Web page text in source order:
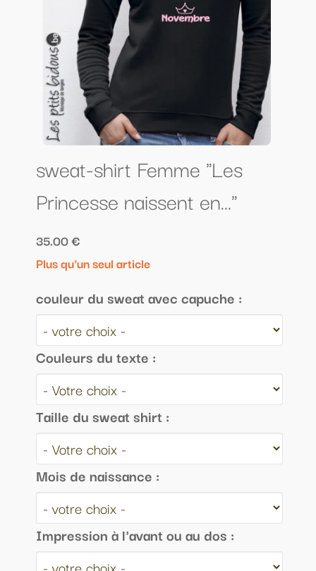
sweat-shirt Femme "Les
Princesse naissent en..."
35.00 €
Plus qu'un seul article
couleur du sweat avec capuche :
Couleurs du texte :
Taille du sweat shirt :
Mois de naissance :
Impression à l'avant ou au dos :